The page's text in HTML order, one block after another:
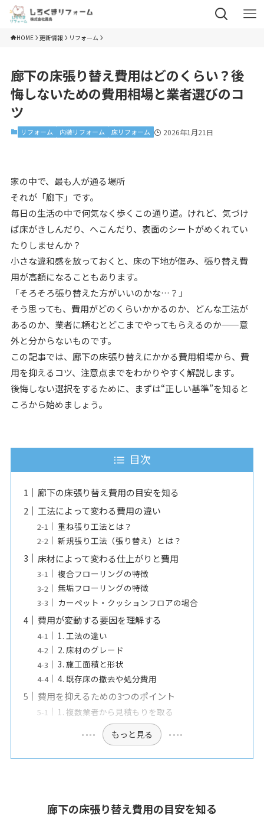
HOME 更新情報 リフォーム
廊下の床張り替え費用はどのくらい？後
悔しないための費用相場と業者選びのコ
ツ
リフォーム 内装リフォーム 床リフォーム 2026年1月21日
家の中で、最も人が通る場所
それが「廊下」です。
毎日の生活の中で何気なく歩くこの通り道。けれど、気づけ
ば床がきしんだり、へこんだり、表面のシートがめくれてい
たりしませんか？
小さな違和感を放っておくと、床の下地が傷み、張り替え費
用が高額になることもあります。
「そろそろ張り替えた方がいいのかな…？」
そう思っても、費用がどのくらいかかるのか、どんな工法が
あるのか、業者に頼むとどこまでやってもらえるのか——意
外と分からないものです。
この記事では、廊下の床張り替えにかかる費用相場から、費
用を抑えるコツ、注意点までをわかりやすく解説します。
後悔しない選択をするために、まずは“正しい基準”を知ると
ころから始めましょう。
目次
廊下の床張り替え費用の目安を知る
工法によって変わる費用の違い
重ね張り工法とは？
新規張り工法（張り替え）とは？
床材によって変わる仕上がりと費用
複合フローリングの特徴
無垢フローリングの特徴
カーペット・クッションフロアの場合
費用が変動する要因を理解する
1. 工法の違い
2. 床材のグレード
3. 施工面積と形状
4. 既存床の撤去や処分費用
費用を抑えるための3つのポイント
1. 複数業者から見積もりを取る
もっと見る
廊下の床張り替え費用の目安を知る